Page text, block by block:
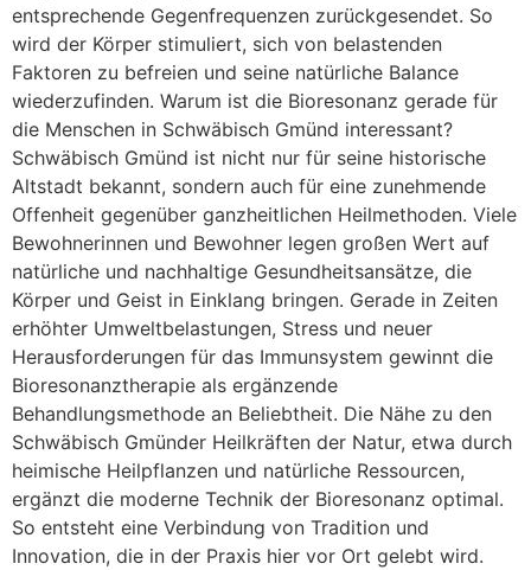
entsprechende Gegenfrequenzen zurückgesendet. So
wird der Körper stimuliert, sich von belastenden
Faktoren zu befreien und seine natürliche Balance
wiederzufinden. Warum ist die Bioresonanz gerade für
die Menschen in Schwäbisch Gmünd interessant?
Schwäbisch Gmünd ist nicht nur für seine historische
Altstadt bekannt, sondern auch für eine zunehmende
Offenheit gegenüber ganzheitlichen Heilmethoden. Viele
Bewohnerinnen und Bewohner legen großen Wert auf
natürliche und nachhaltige Gesundheitsansätze, die
Körper und Geist in Einklang bringen. Gerade in Zeiten
erhöhter Umweltbelastungen, Stress und neuer
Herausforderungen für das Immunsystem gewinnt die
Bioresonanztherapie als ergänzende
Behandlungsmethode an Beliebtheit. Die Nähe zu den
Schwäbisch Gmünder Heilkräften der Natur, etwa durch
heimische Heilpflanzen und natürliche Ressourcen,
ergänzt die moderne Technik der Bioresonanz optimal.
So entsteht eine Verbindung von Tradition und
Innovation, die in der Praxis hier vor Ort gelebt wird.